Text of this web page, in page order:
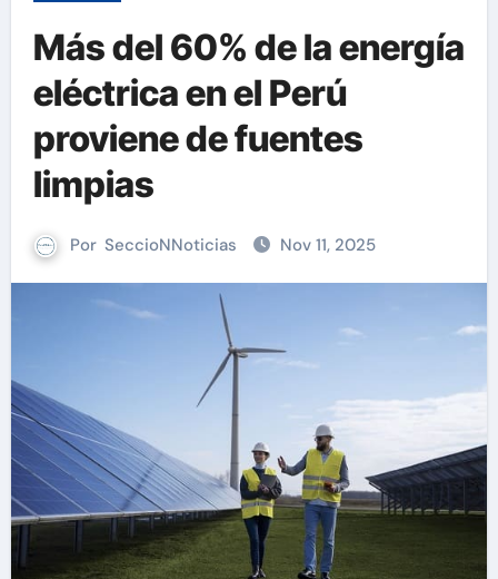
Más del 60% de la energía
eléctrica en el Perú
proviene de fuentes
limpias
Por SeccioNNoticias Nov 11, 2025